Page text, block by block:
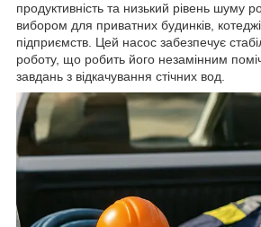
продуктивність та низький рівень шуму
вибором для приватних будинків,
підприємств. Цей насос забезпечує
роботу, що робить його незамінним
завдань з відкачування стічних вод.